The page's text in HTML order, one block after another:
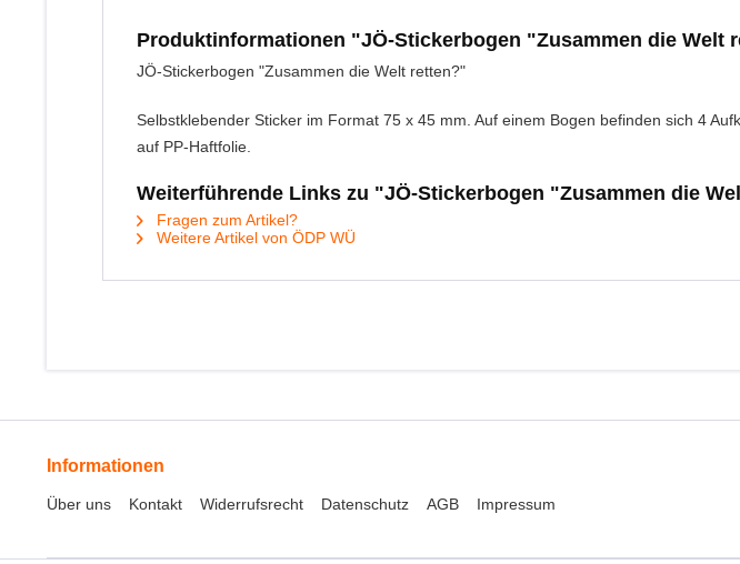
Produktinformationen "JÖ-Stickerbogen "Zusammen die Welt
JÖ-Stickerbogen "Zusammen die Welt retten?"
Selbstklebender Sticker im Format 75 x 45 mm. Auf einem Bogen befinden sich 4
auf PP-Haftfolie.
Weiterführende Links zu "JÖ-Stickerbogen "Zusammen die
Fragen zum Artikel?
Weitere Artikel von ÖDP WÜ
Informationen
Über uns Kontakt Widerrufsrecht Datenschutz AGB Impressum